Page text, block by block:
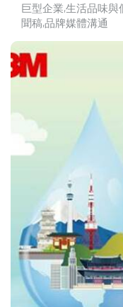
巨型企業 生活品味與
聞稿 品牌媒體溝通